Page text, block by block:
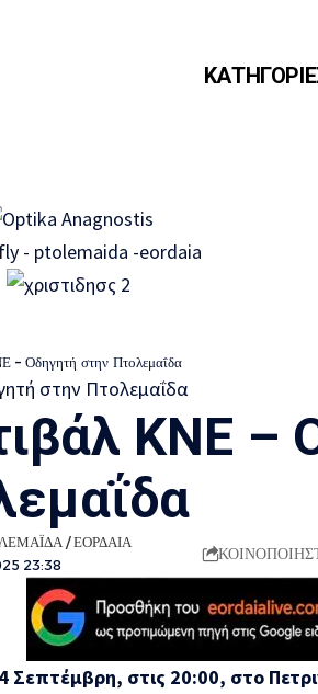
– Οδηγητή στην Πτολεμαΐδα
ΚΝΕ –
23:38
/ ΕΟΡΔΑΊΑ
Σεπτέμβρη, στις 20:00, στο